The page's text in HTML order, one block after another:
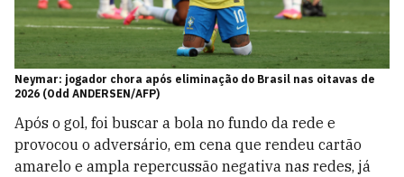
Neymar: jogador chora após eliminação do Brasil nas oitavas de
2026 (Odd ANDERSEN/AFP)
Após o gol, foi buscar a bola no fundo da rede e
provocou o adversário, em cena que rendeu cartão
amarelo e ampla repercussão negativa nas redes, já